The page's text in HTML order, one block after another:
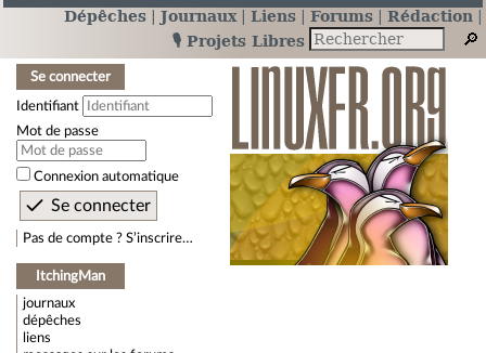
Dépêches Journaux Liens Forums
Rédaction
🎙️ Projets Libres
Se connecter
Identifiant
Mot de passe
Connexion automatique
Pas de compte ? S’inscrire…
ItchingMan
journaux
dépêches
liens